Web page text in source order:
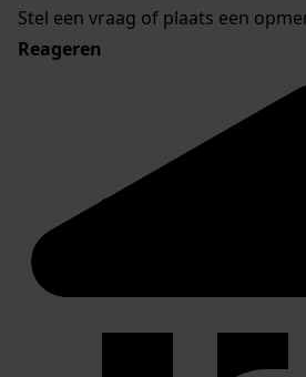
Stel een vraag of plaats een
Reageren